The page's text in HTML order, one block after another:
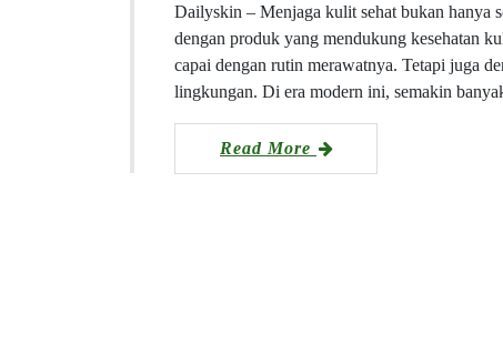
Dailyskin – Menjaga kulit sehat bukan hanya
dengan produk yang mendukung kesehatan
capai dengan rutin merawatnya. Tetapi juga
lingkungan. Di era modern ini, semakin
Read More